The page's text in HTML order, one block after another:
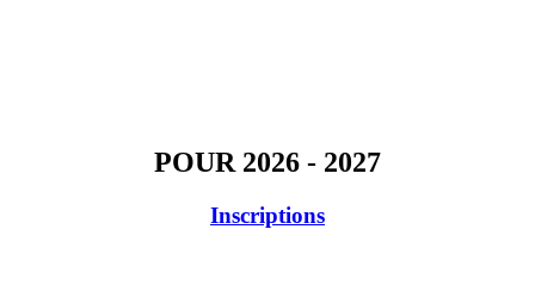
POUR 2026 - 2027
Inscriptions